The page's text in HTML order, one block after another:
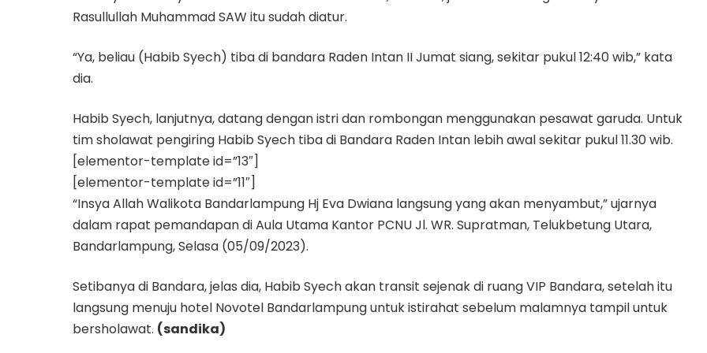
Rasullullah Muhammad SAW itu sudah diatur.
“Ya, beliau (Habib Syech) tiba di bandara Raden Intan II Jumat siang, sekitar pukul 12:40 wib,” kata
dia.
Habib Syech, lanjutnya, datang dengan istri dan rombongan menggunakan pesawat garuda. Untuk
tim sholawat pengiring Habib Syech tiba di Bandara Raden Intan lebih awal sekitar pukul 11.30 wib.
[elementor-template id=”13″]
[elementor-template id=”11″]
“Insya Allah Walikota Bandarlampung Hj Eva Dwiana langsung yang akan menyambut,” ujarnya
dalam rapat pemandapan di Aula Utama Kantor PCNU Jl. WR. Supratman, Telukbetung Utara,
Bandarlampung, Selasa (05/09/2023).
Setibanya di Bandara, jelas dia, Habib Syech akan transit sejenak di ruang VIP Bandara, setelah itu
langsung menuju hotel Novotel Bandarlampung untuk istirahat sebelum malamnya tampil untuk
bersholawat. (sandika)